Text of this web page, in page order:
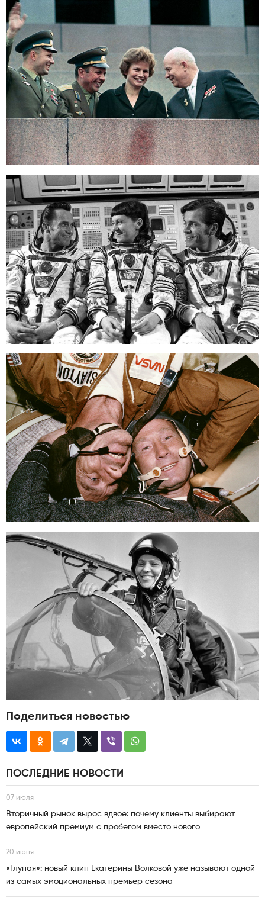
Поделиться новостью
ПОСЛЕДНИЕ НОВОСТИ
07 июля
Вторичный рынок вырос вдвое: почему клиенты выбирают
европейский премиум с пробегом вместо нового
20 июня
«Глупая»: новый клип Екатерины Волковой уже называют одной
из самых эмоциональных премьер сезона